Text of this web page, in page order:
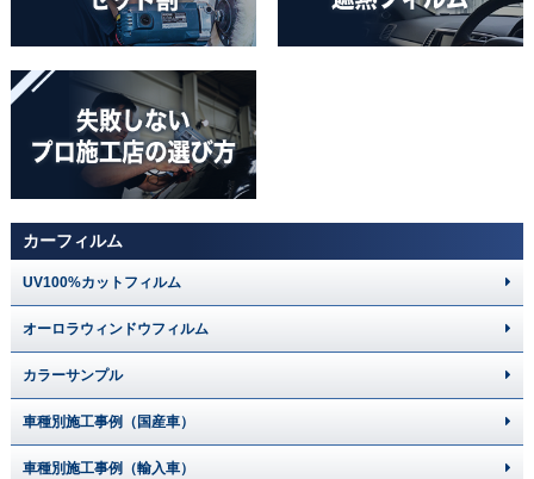
カーフィルム
UV100%カットフィルム
オーロラウィンドウフィルム
カラーサンプル
車種別施工事例（国産車）
車種別施工事例（輸入車）